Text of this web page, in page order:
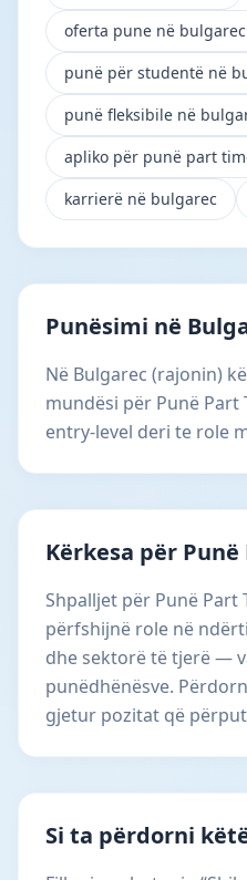
oferta pune në bulgarec
punë për studentë në
punë fleksibile në
apliko për punë part
karrierë në bulgarec
Punësimi në
Në Bulgarec (rajonin)
mundësi për Punë
entry-level deri te role
Kërkesa për
Shpalljet për Punë Part
përfshijnë role në
dhe sektorë të tjerë —
punëdhënësve.
gjetur pozitat që
Si ta përdorni